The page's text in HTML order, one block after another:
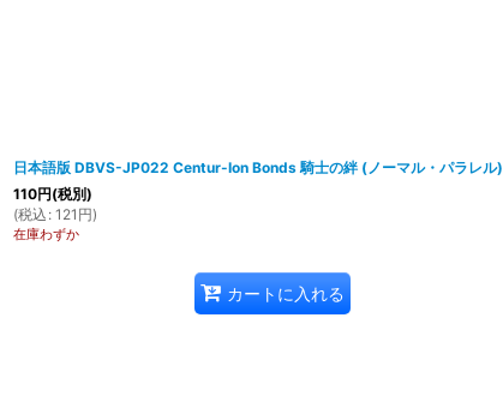
日本語版 DBVS-JP022 Centur-Ion Bonds 騎士の絆 (ノーマル・パラレル)
110円(税別)
(税込 : 121 円)
在庫わずか
カートに入れる